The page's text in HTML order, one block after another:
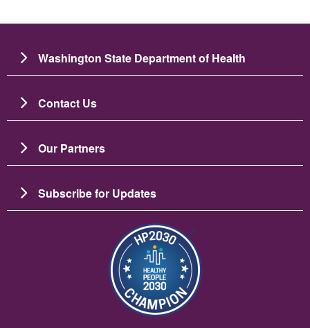
Washington State Department of Health
Contact Us
Our Partners
Subscribe for Updates
Изображение